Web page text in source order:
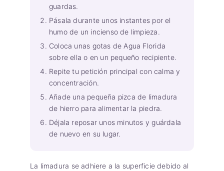
guardas.
Pásala durante unos instantes por el
humo de un incienso de limpieza.
Coloca unas gotas de Agua Florida
sobre ella o en un pequeño recipiente.
Repite tu petición principal con calma y
concentración.
Añade una pequeña pizca de limadura
de hierro para alimentar la piedra.
Déjala reposar unos minutos y guárdala
de nuevo en su lugar.
La limadura se adhiere a la superficie debido al